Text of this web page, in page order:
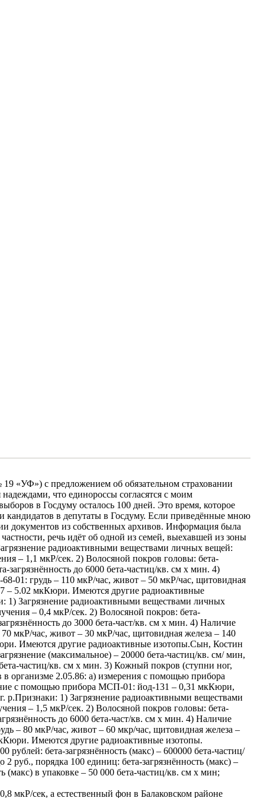
«УФ») с предложением об обязательном страховании
что единороссы согласятся с моим
в Госдуму осталось 100 дней. Это время, которое
кандидатов в депутаты в Госдуму. Если приведённые мною
документов из собственных архивов. Информация была
речь идёт об одной из семей, выехавшей из зоны
радиоактивными веществами личных вещей:
– 1,1 мкР/сек. 2) Волосяной покров головы: бета-
до 6000 бета-частиц/кв. см х мин. 4)
01: грудь – 110 мкР/час, живот – 50 мкР/час, щитовидная
– 5.02 мкКюри. Имеются другие радиоактивные
Загрязнение радиоактивными веществами личных
– 0,4 мкР/сек. 2) Волосяной покров: бета-
до 3000 бета-част/кв. см х мин. 4) Наличие
мкР/час, живот – 30 мкР/час, щитовидная железа – 140
Имеются другие радиоактивные изотопы.Сын, Костин
(максимальное) – 20000 бета-частиц/кв. см/ мин,
частиц/кв. см х мин. 3) Кожный покров (ступни ног,
в организме 2.05.86: а) измерения с помощью прибора
с помощью прибора МСП-01: йод-131 – 0,31 мкКюри,
1) Загрязнение радиоактивными веществами
– 1,5 мкР/сек. 2) Волосяной покров головы: бета-
до 6000 бета-част/кв. см х мин. 4) Наличие
– 80 мкР/час, живот – 60 мкр/час, щитовидная железа –
Имеются другие радиоактивные изотопы.
бета-загрязнённость (макс) – 600000 бета-частиц/
порядка 100 единиц: бета-загрязнённость (макс) –
(макс) в упаковке – 50 000 бета-частиц/кв. см х мин;
мкР/сек, а естественный фон в Балаковском районе